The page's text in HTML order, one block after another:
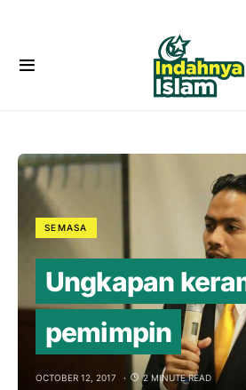
SEMASA
Ungkapan
pemimpin
OCTOBER 12, 2017 2 MINUTE READ